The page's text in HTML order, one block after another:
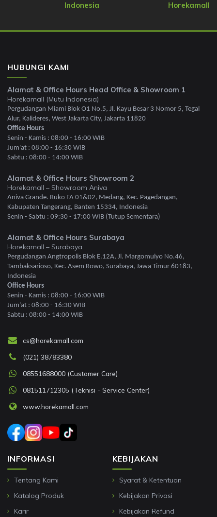
Indonesia
Horekamall
HUBUNGI KAMI
Alamat & Office Hours Head Office & Showroom 1
Horekamall (Mutu Indonesia)
Pergudangan Miami Blok O1 No.5, Jl. Kayu Besar 3 Nomor 5, Tegal
Alur, Kalideres, West Jakarta City, Jakarta 11820
Office Hours
Senin - Kamis : 08:00 - 16:00 WIB
Jum'at : 08:00 - 16:30 WIB
Sabtu : 08:00 - 14:00 WIB
Alamat & Office Hours Showroom 2
Horekamall – Showroom Aniva
Aniva Grande. Ruko FA 01&02, Medang, Kec. Pagedangan,
Kabupaten Tangerang, Banten 15334, Indonesia
Senin - Sabtu : 09:30 - 17:00 WIB (Tutup Sementara)
Alamat & Office Hours Surabaya
Horekamall – Surabaya
Pergudangan Angtropolis Blok E.12A, Jl. Margomulyo No.46,
Tambaksarioso, Kec. Asem Rowo, Surabaya, Jawa Timur 60183,
Indonesia
Office Hours
Senin - Kamis : 08:00 - 16:00 WIB
Jum'at : 08:00 - 16:30 WIB
Sabtu : 08:00 - 14:00 WIB
INFORMASI
Tentang Kami
Katalog Produk
Karir
KEBIJAKAN
Syarat & Ketentuan
Kebijakan Privasi
Kebijakan Refund
cs@horekamall.com
(021) 38783380
08551688000 (Customer Care)
081511712305 (Teknisi - Service Center)
www.horekamall.com